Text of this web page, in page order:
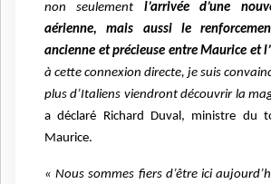
non seulement l’arrivée d’une
aérienne, mais aussi le
ancienne et précieuse entre Maurice et
à cette connexion directe, je suis
plus d’Italiens viendront découvrir la
a déclaré Richard Duval, ministre du
Maurice.
« Nous sommes fiers d’être ici